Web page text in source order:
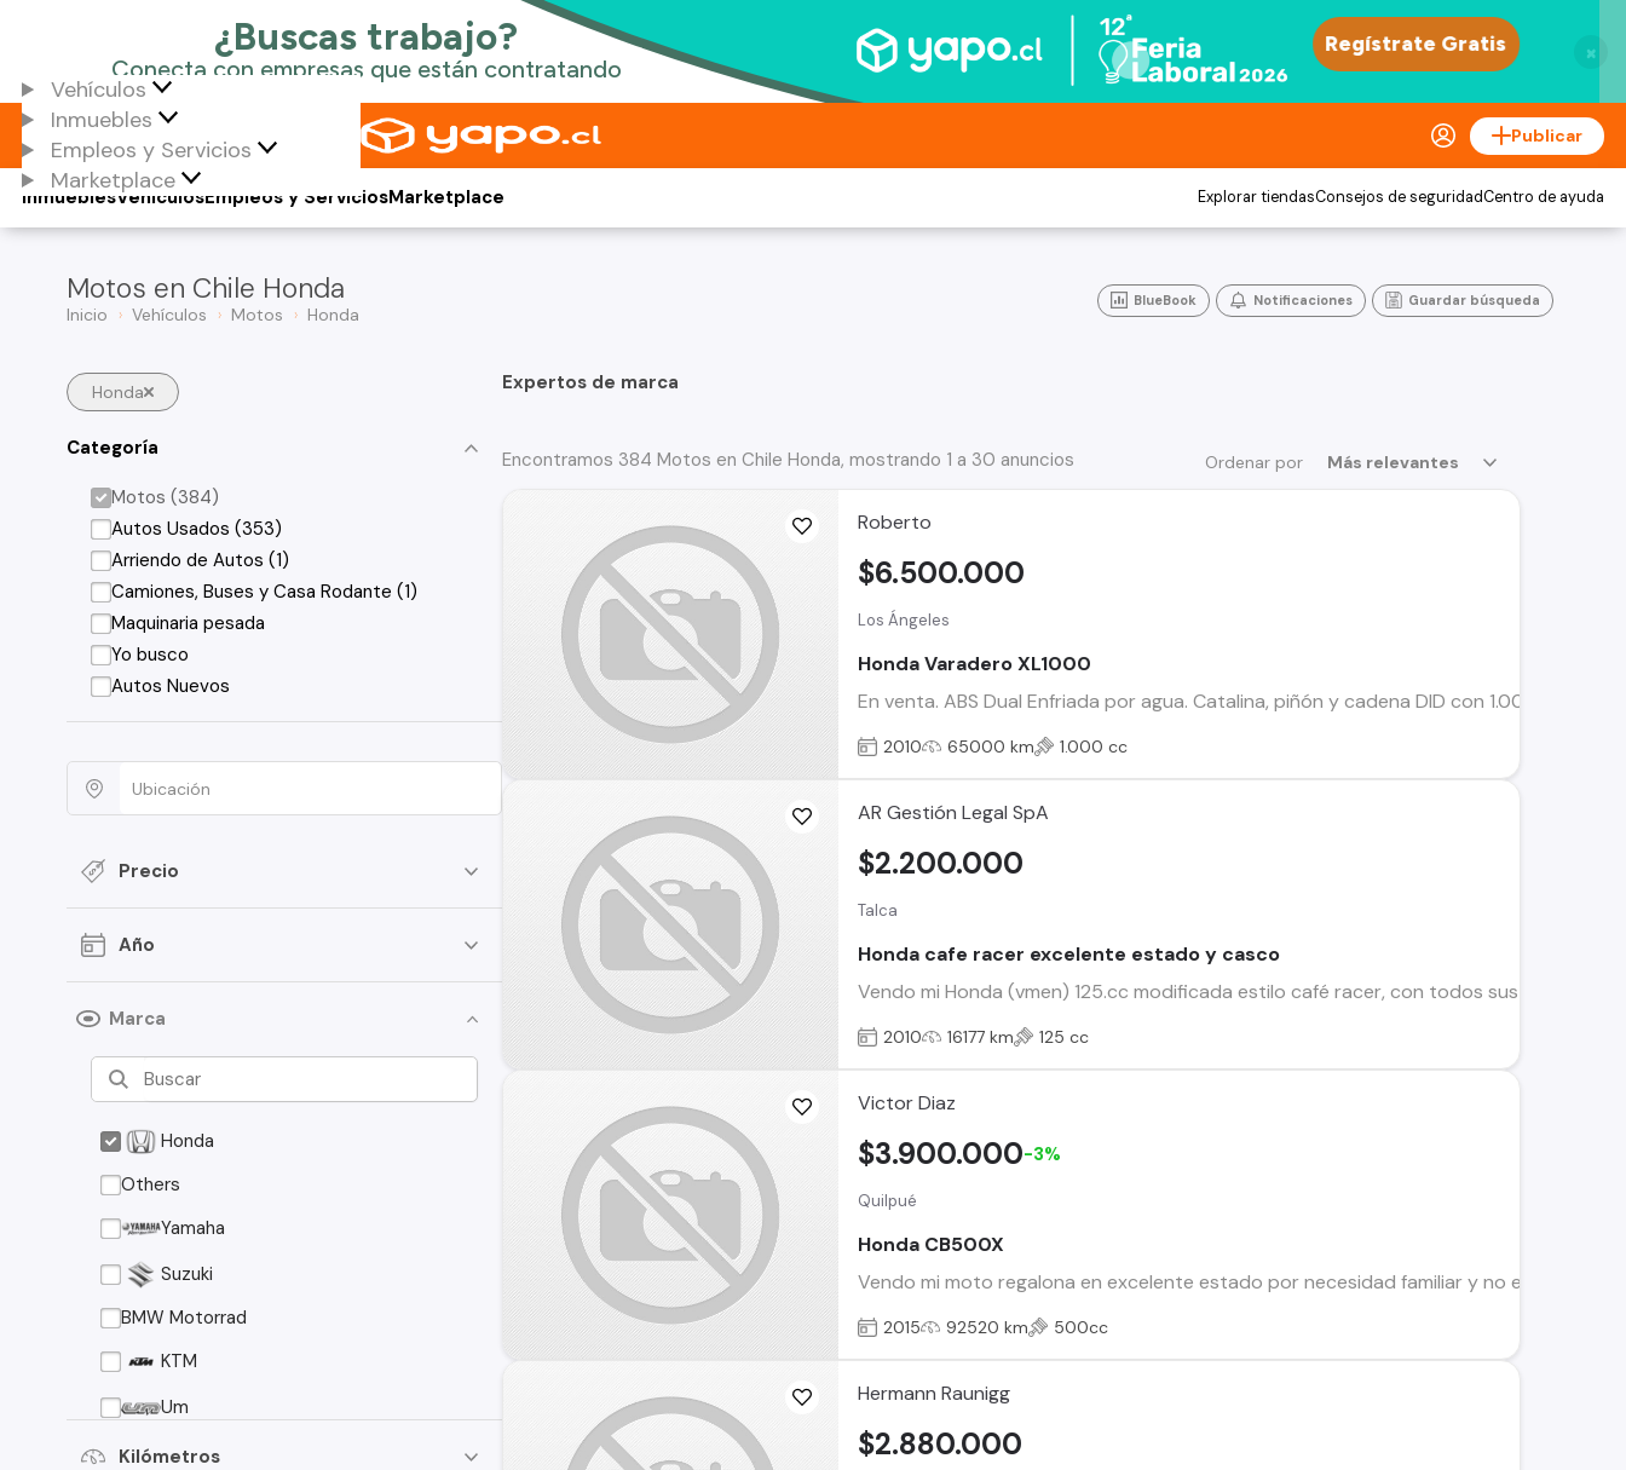
×
Vehículos
Inmuebles
Empleos y Servicios
Marketplace
Publicar
Vehículos
Inmuebles Empleos y ServiciosMarketplace Explorar tiendasConsejos de seguridadCentro de ayuda
Motos en Chile Honda
Inicio Vehículos Motos Honda
BlueBook Notificaciones Guardar búsqueda
Honda
Categoría
Motos (384)
Autos Usados (353)
Arriendo de Autos (1)
Camiones, Buses y Casa Rodante (1)
Maquinaria pesada
Yo busco
Autos Nuevos
Precio
Año
Marca
Honda
Others
Yamaha
Suzuki
BMW Motorrad
KTM
Um
Pulsar
Kilómetros
Expertos de marca
Ordenar por Más relevantes
Encontramos 384 Motos en Chile Honda, mostrando 1 a 30 anuncios
Roberto
Los Ángeles
Honda Varadero XL1000
En venta. ABS Dual Enfriada por agua. Catalina, piñón y cadena DID con 1.000 km
$6.500.000
2010 65000 km 1.000 cc
AR Gestión Legal SpA
Talca
Honda cafe racer excelente estado y casco
Vendo mi Honda (vmen) 125.cc modificada estilo café racer, con todos sus papeles
$2.200.000
2010 16177 km 125 cc
Victor Diaz
Quilpué
Honda CB500X
Vendo mi moto regalona en excelente estado por necesidad familiar y no económica,
$3.900.000-3%
2015 92520 km 500cc
Hermann Raunigg
$2.880.000